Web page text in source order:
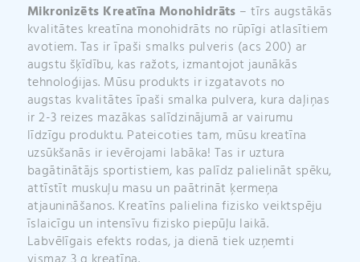
Mikronizēts Kreatīna Monohidrāts – tīrs augstākās
kvalitātes kreatīna monohidrāts no rūpīgi atlasītiem
avotiem. Tas ir īpaši smalks pulveris (acs 200) ar
augstu šķīdību, kas ražots, izmantojot jaunākās
tehnoloģijas. Mūsu produkts ir izgatavots no
augstas kvalitātes īpaši smalka pulvera, kura daļiņas
ir 2-3 reizes mazākas salīdzinājumā ar vairumu
līdzīgu produktu. Pateicoties tam, mūsu kreatīna
uzsūkšanās ir ievērojami labāka! Tas ir uztura
bagātinātājs sportistiem, kas palīdz palielināt spēku,
attīstīt muskuļu masu un paātrināt ķermeņa
atjaunināšanos. Kreatīns palielina fizisko veiktspēju
īslaicīgu un intensīvu fizisko piepūļu laikā.
Labvēlīgais efekts rodas, ja dienā tiek uzņemti